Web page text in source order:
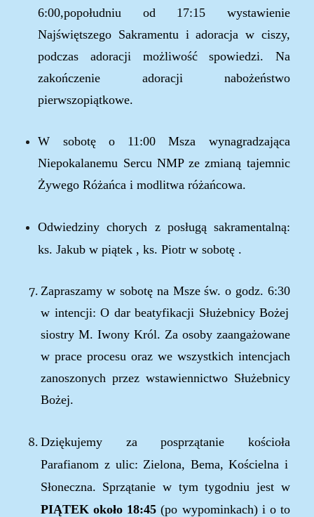
6:00,popołudniu od 17:15 wystawienie
Najświętszego Sakramentu i adoracja w ciszy,
podczas adoracji możliwość spowiedzi. Na
zakończenie adoracji nabożeństwo
pierwszopiątkowe.
W sobotę o 11:00 Msza wynagradzająca
Niepokalanemu Sercu NMP ze zmianą tajemnic
Żywego Różańca i modlitwa różańcowa.
Odwiedziny chorych z posługą sakramentalną:
ks. Jakub w piątek , ks. Piotr w sobotę .
Zapraszamy w sobotęna Msześw. o godz. 6:30
w intencji: O dar beatyfikacji Służebnicy Bożej
siostry M. Iwony Król. Za osoby zaangażowane
w prace procesu oraz we wszystkich intencjach
zanoszonych przez wstawiennictwo Służebnicy
Bożej.
Dziękujemy za posprzątanie kościoła
Parafianomz ulic:Zielona, Bema, Kościelna i
Słoneczna. Sprzątanie w tym tygodniu jest w
PIĄTEK około 18:45 (po wypominkach)i o to